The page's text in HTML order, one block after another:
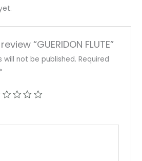
“GUERIDON FLUTE”
will not be published. Required
*